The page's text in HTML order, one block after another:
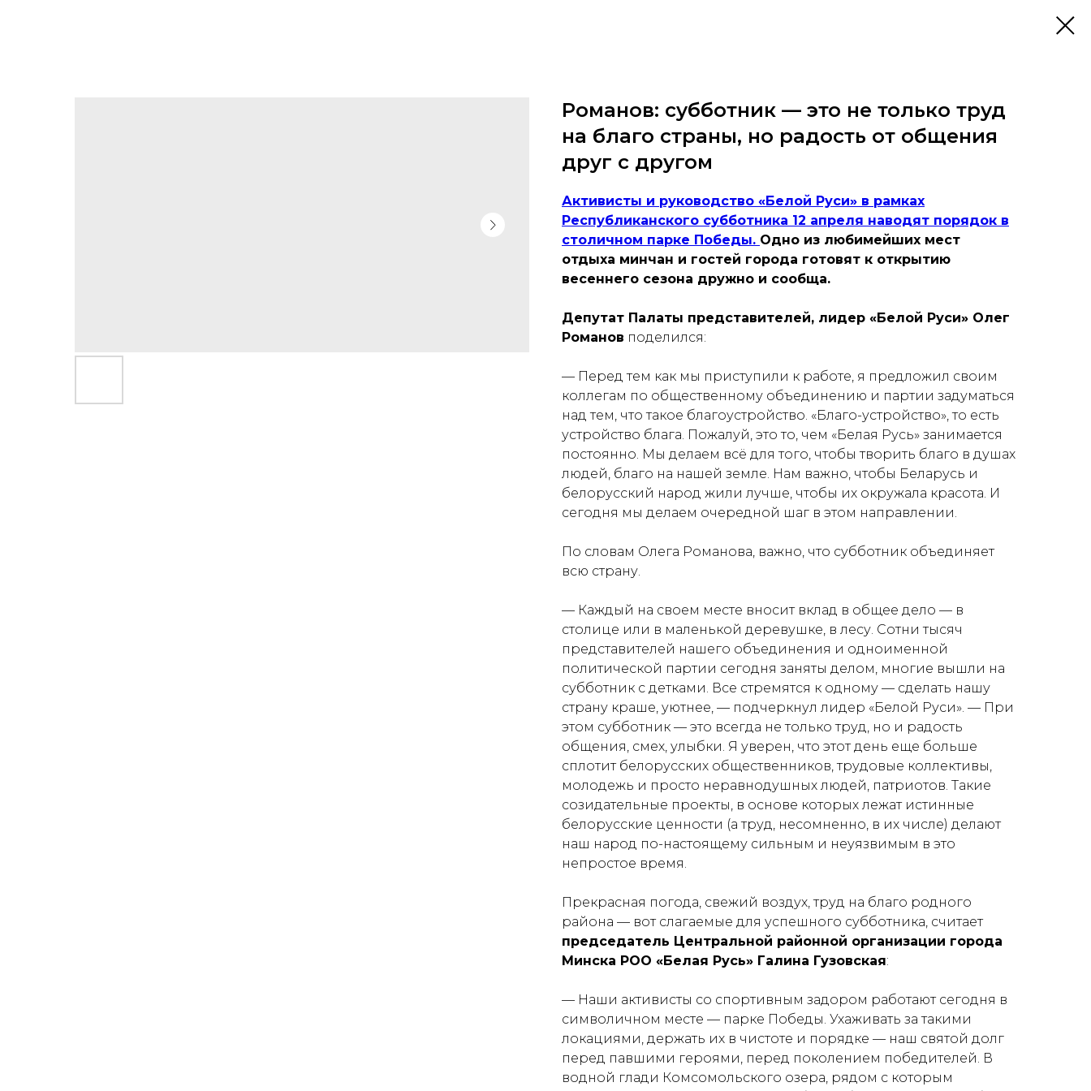
Романов: субботник — это не только труд
на благо страны, но радость от общения
друг с другом
Активисты и руководство «Белой Руси» в рамках
Республиканского субботника 12 апреля наводят порядок в
столичном парке Победы. Одно из любимейших мест
отдыха минчан и гостей города готовят к открытию
весеннего сезона дружно и сообща.
Депутат Палаты представителей, лидер «Белой Руси» Олег
Романов поделился:
— Перед тем как мы приступили к работе, я предложил своим
коллегам по общественному объединению и партии задуматься
над тем, что такое благоустройство. «Благо-устройство», то есть
устройство блага. Пожалуй, это то, чем «Белая Русь» занимается
постоянно. Мы делаем всё для того, чтобы творить благо в душах
людей, благо на нашей земле. Нам важно, чтобы Беларусь и
белорусский народ жили лучше, чтобы их окружала красота. И
сегодня мы делаем очередной шаг в этом направлении.
По словам Олега Романова, важно, что субботник объединяет
всю страну.
— Каждый на своем месте вносит вклад в общее дело — в
столице или в маленькой деревушке, в лесу. Сотни тысяч
представителей нашего объединения и одноименной
политической партии сегодня заняты делом, многие вышли на
субботник с детками. Все стремятся к одному — сделать нашу
страну краше, уютнее, — подчеркнул лидер «Белой Руси». — При
этом субботник — это всегда не только труд, но и радость
общения, смех, улыбки. Я уверен, что этот день еще больше
сплотит белорусских общественников, трудовые коллективы,
молодежь и просто неравнодушных людей, патриотов. Такие
созидательные проекты, в основе которых лежат истинные
белорусские ценности (а труд, несомненно, в их числе) делают
наш народ по-настоящему сильным и неуязвимым в это
непростое время.
Прекрасная погода, свежий воздух, труд на благо родного
района — вот слагаемые для успешного субботника, считает
председатель Центральной районной организации города
Минска РОО «Белая Русь» Галина Гузовская:
— Наши активисты со спортивным задором работают сегодня в
символичном месте — парке Победы. Ухаживать за такими
локациями, держать их в чистоте и порядке — наш святой долг
перед павшими героями, перед поколением победителей. В
водной глади Комсомольского озера, рядом с которым